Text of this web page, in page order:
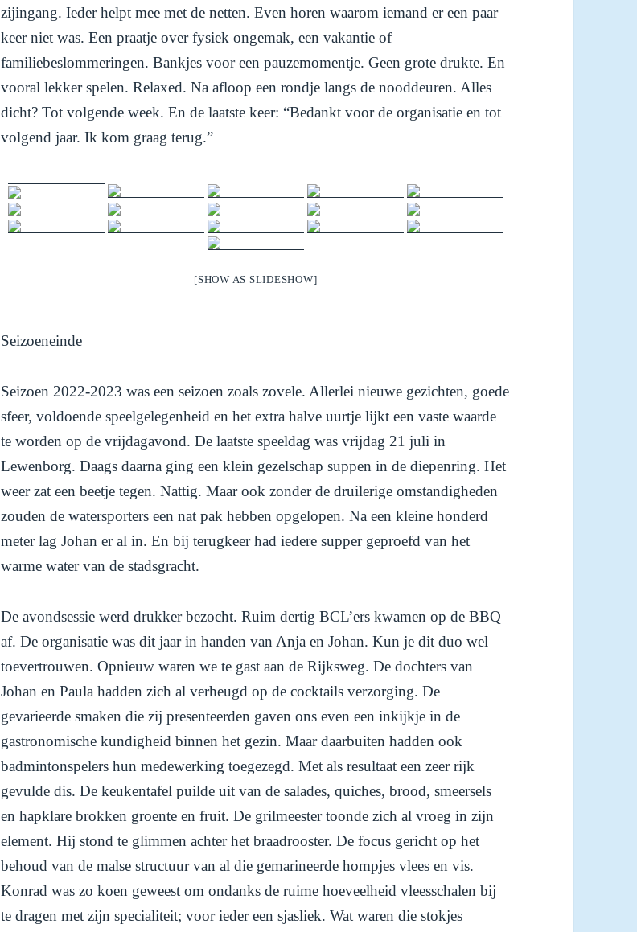
zijingang. Ieder helpt mee met de netten. Even horen waarom iemand er een paar
keer niet was. Een praatje over fysiek ongemak, een vakantie of
familiebeslommeringen. Bankjes voor een pauzemomentje. Geen grote drukte. En
vooral lekker spelen. Relaxed. Na afloop een rondje langs de nooddeuren. Alles
dicht? Tot volgende week. En de laatste keer: “Bedankt voor de organisatie en tot
volgend jaar. Ik kom graag terug.”
[SHOW AS SLIDESHOW]
Seizoeneinde
Seizoen 2022-2023 was een seizoen zoals zovele. Allerlei nieuwe gezichten, goede
sfeer, voldoende speelgelegenheid en het extra halve uurtje lijkt een vaste waarde
te worden op de vrijdagavond. De laatste speeldag was vrijdag 21 juli in
Lewenborg. Daags daarna ging een klein gezelschap suppen in de diepenring. Het
weer zat een beetje tegen. Nattig. Maar ook zonder de druilerige omstandigheden
zouden de watersporters een nat pak hebben opgelopen. Na een kleine honderd
meter lag Johan er al in. En bij terugkeer had iedere supper geproefd van het
warme water van de stadsgracht.
De avondsessie werd drukker bezocht. Ruim dertig BCL’ers kwamen op de BBQ
af. De organisatie was dit jaar in handen van Anja en Johan. Kun je dit duo wel
toevertrouwen. Opnieuw waren we te gast aan de Rijksweg. De dochters van
Johan en Paula hadden zich al verheugd op de cocktails verzorging. De
gevarieerde smaken die zij presenteerden gaven ons even een inkijkje in de
gastronomische kundigheid binnen het gezin. Maar daarbuiten hadden ook
badmintonspelers hun medewerking toegezegd. Met als resultaat een zeer rijk
gevulde dis. De keukentafel puilde uit van de salades, quiches, brood, smeersels
en hapklare brokken groente en fruit. De grilmeester toonde zich al vroeg in zijn
element. Hij stond te glimmen achter het braadrooster. De focus gericht op het
behoud van de malse structuur van al die gemarineerde hompjes vlees en vis.
Konrad was zo koen geweest om ondanks de ruime hoeveelheid vleesschalen bij
te dragen met zijn specialiteit; voor ieder een sjasliek. Wat waren die stokjes